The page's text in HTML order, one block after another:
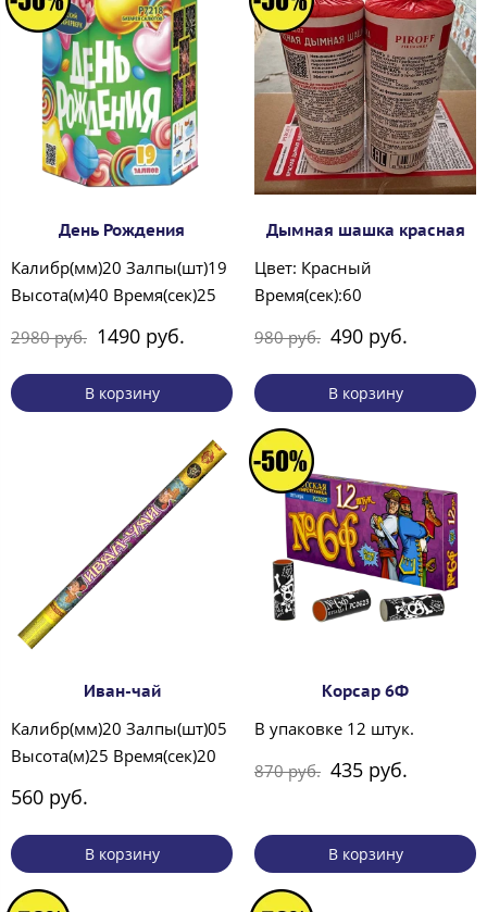
День Рождения
Калибр(мм)20 Залпы(шт)19
Высота(м)40 Время(сек)25
2980 руб. 1490 руб.
В корзину
Дымная шашка красная
Цвет: Красный
Время(сек):60
980 руб. 490 руб.
В корзину
Иван-чай
Калибр(мм)20 Залпы(шт)05
Высота(м)25 Время(сек)20
560 руб.
В корзину
Корсар 6Ф
В упаковке 12 штук.
870 руб. 435 руб.
В корзину